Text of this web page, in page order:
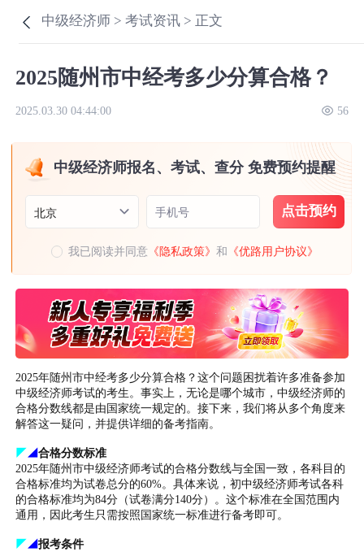
中级经济师 >考试资讯 > 正文
2025随州市中经考多少分算合格？
2025.03.30 04:44:00 56
中级经济师报名、考试、查分 免费预约提醒
北京 手机号 点击预约
我已阅读并同意 《隐私政策》和 《优路用户协议》
2025年随州市中经考多少分算合格？这个问题困扰着许多准备参加
中级经济师考试的考生。事实上，无论是哪个城市，中级经济师的
合格分数线都是由国家统一规定的。接下来，我们将从多个角度来
解答这一疑问，并提供详细的备考指南。
◤◢合格分数标准
2025年随州市中级经济师考试的合格分数线与全国一致，各科目的
合格标准均为试卷总分的60%。具体来说，初中级经济师考试各科
的合格标准均为84分（试卷满分140分）。这个标准在全国范围内
通用，因此考生只需按照国家统一标准进行备考即可。
◤◢报考条件